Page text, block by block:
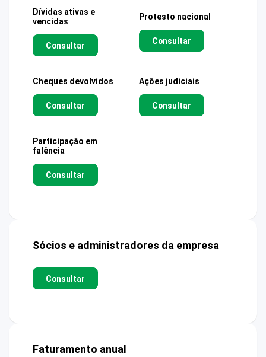
Dívidas ativas e
vencidas
Consultar
Protesto nacional
Consultar
Cheques devolvidos
Consultar
Ações judiciais
Consultar
Participação em
falência
Consultar
Sócios e administradores da empresa
Consultar
Faturamento anual